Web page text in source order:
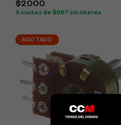
$2000
3 cuotas de $667 sin interés
AGOTADO